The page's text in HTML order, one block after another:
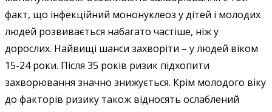
факт, що інфекційний мононуклеоз у дітей і молодих
людей розвивається набагато частіше, ніж у
дорослих. Найвищі шанси захворіти – у людей віком
15-24 роки. Після 35 років ризик підхопити
захворювання значно знижується. Крім молодого віку
до факторів ризику також відносять ослаблений